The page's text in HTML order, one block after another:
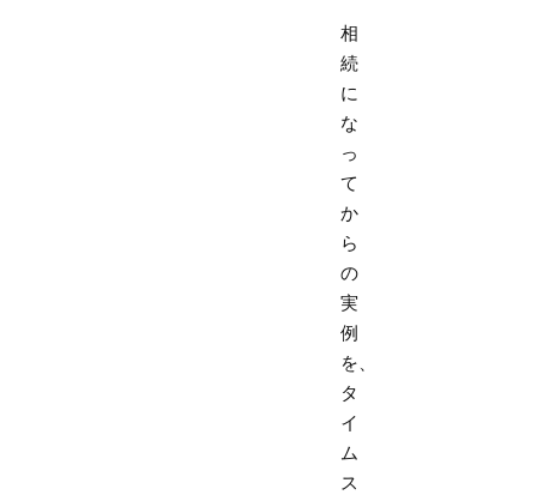
相
続
に
な
っ
て
か
ら
の
実
例
を、
タ
イ
ム
ス